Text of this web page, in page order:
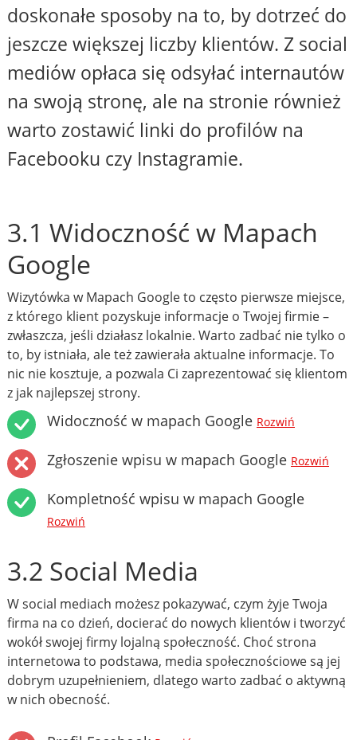
doskonałe sposoby na to, by dotrzeć do
jeszcze większej liczby klientów. Z social
mediów opłaca się odsyłać internautów
na swoją stronę, ale na stronie również
warto zostawić linki do profilów na
Facebooku czy Instagramie.
3.1 Widoczność w Mapach
Google
Wizytówka w Mapach Google to często pierwsze miejsce,
z którego klient pozyskuje informacje o Twojej firmie –
zwłaszcza, jeśli działasz lokalnie. Warto zadbać nie tylko o
to, by istniała, ale też zawierała aktualne informacje. To
nic nie kosztuje, a pozwala Ci zaprezentować się klientom
z jak najlepszej strony.
Widoczność w mapach Google Rozwiń
Zgłoszenie wpisu w mapach Google Rozwiń
Kompletność wpisu w mapach Google
Rozwiń
3.2 Social Media
W social mediach możesz pokazywać, czym żyje Twoja
firma na co dzień, docierać do nowych klientów i tworzyć
wokół swojej firmy lojalną społeczność. Choć strona
internetowa to podstawa, media społecznościowe są jej
dobrym uzupełnieniem, dlatego warto zadbać o aktywną
w nich obecność.